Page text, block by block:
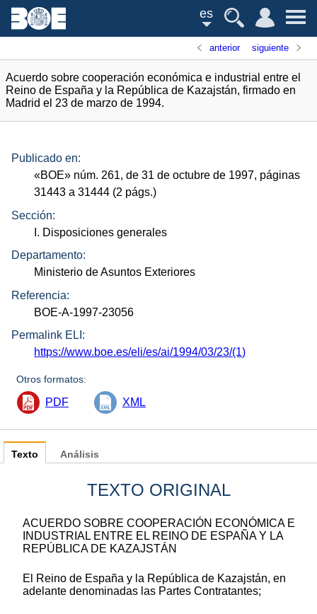
es
anterior siguiente
Acuerdo sobre cooperación económica e industrial entre el
Reino de España y la República de Kazajstán, firmado en
Madrid el 23 de marzo de 1994.
Publicado en:
«BOE» núm. 261, de 31 de octubre de 1997, páginas
31443 a 31444 (2 págs.)
Sección:
I. Disposiciones generales
Departamento:
Ministerio de Asuntos Exteriores
Referencia:
BOE-A-1997-23056
Permalink ELI:
https://www.boe.es/eli/es/ai/1994/03/23/(1)
Otros formatos:
PDF XML
Texto
TEXTO ORIGINAL
ACUERDO SOBRE COOPERACIÓN ECONÓMICA E
INDUSTRIAL ENTRE EL REINO DE ESPAÑA Y LA
REPÚBLICA DE KAZAJSTÁN
El Reino de España y la República de Kazajstán, en
adelante denominadas las Partes Contratantes;
Análisis